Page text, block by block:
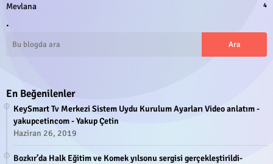
Mevlana 4
.
En Beğenilenler
KeySmart Tv Merkezi Sistem Uydu Kurulum Ayarları Video anlatım -
yakupcetincom - Yakup Çetin
Haziran 26, 2019
Bozkır’da Halk Eğitim ve Komek yılsonu sergisi gerçekleştirildi-